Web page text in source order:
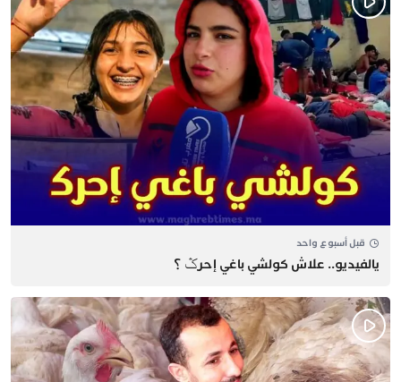
قبل أسبوع واحد
يالفيديو.. علاش كولشي باغي إحرݣ ؟